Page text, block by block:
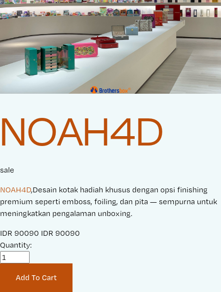
NOAH4D
sale
NOAH4D,Desain kotak hadiah khusus dengan opsi finishing
premium seperti emboss, foiling, dan pita — sempurna untuk
meningkatkan pengalaman unboxing.
S
a
IDR 90090 O
i
IDR 90090
Quantity:
Add To Cart